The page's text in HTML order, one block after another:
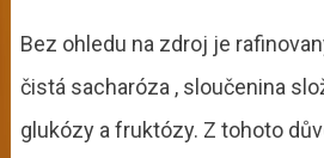
Bez ohledu na zdroj je
čistá sacharóza , sloučenina
glukózy a fruktózy. Z tohoto